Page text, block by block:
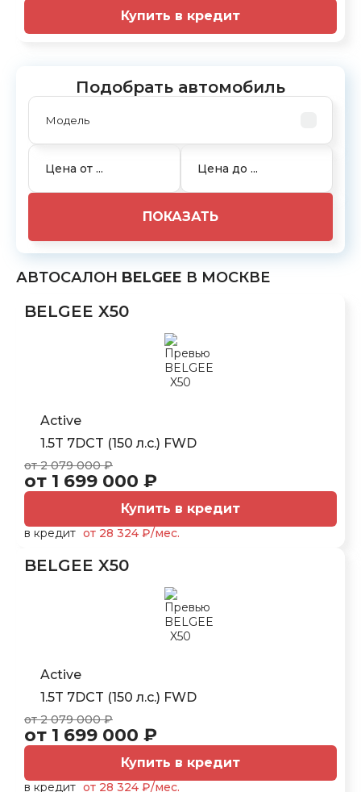
Купить в кредит
Подобрать автомобиль
ПОКАЗАТЬ
АВТОСАЛОН BELGEE В МОСКВЕ
BELGEE X50
Active
1.5T 7DCT (150 л.с.) FWD
от 2 079 000 ₽
от 1 699 000 ₽
Купить в кредит
в кредит от 28 324 ₽/мес.
BELGEE X50
Active
1.5T 7DCT (150 л.с.) FWD
от 2 079 000 ₽
от 1 699 000 ₽
Купить в кредит
в кредит от 28 324 ₽/мес.